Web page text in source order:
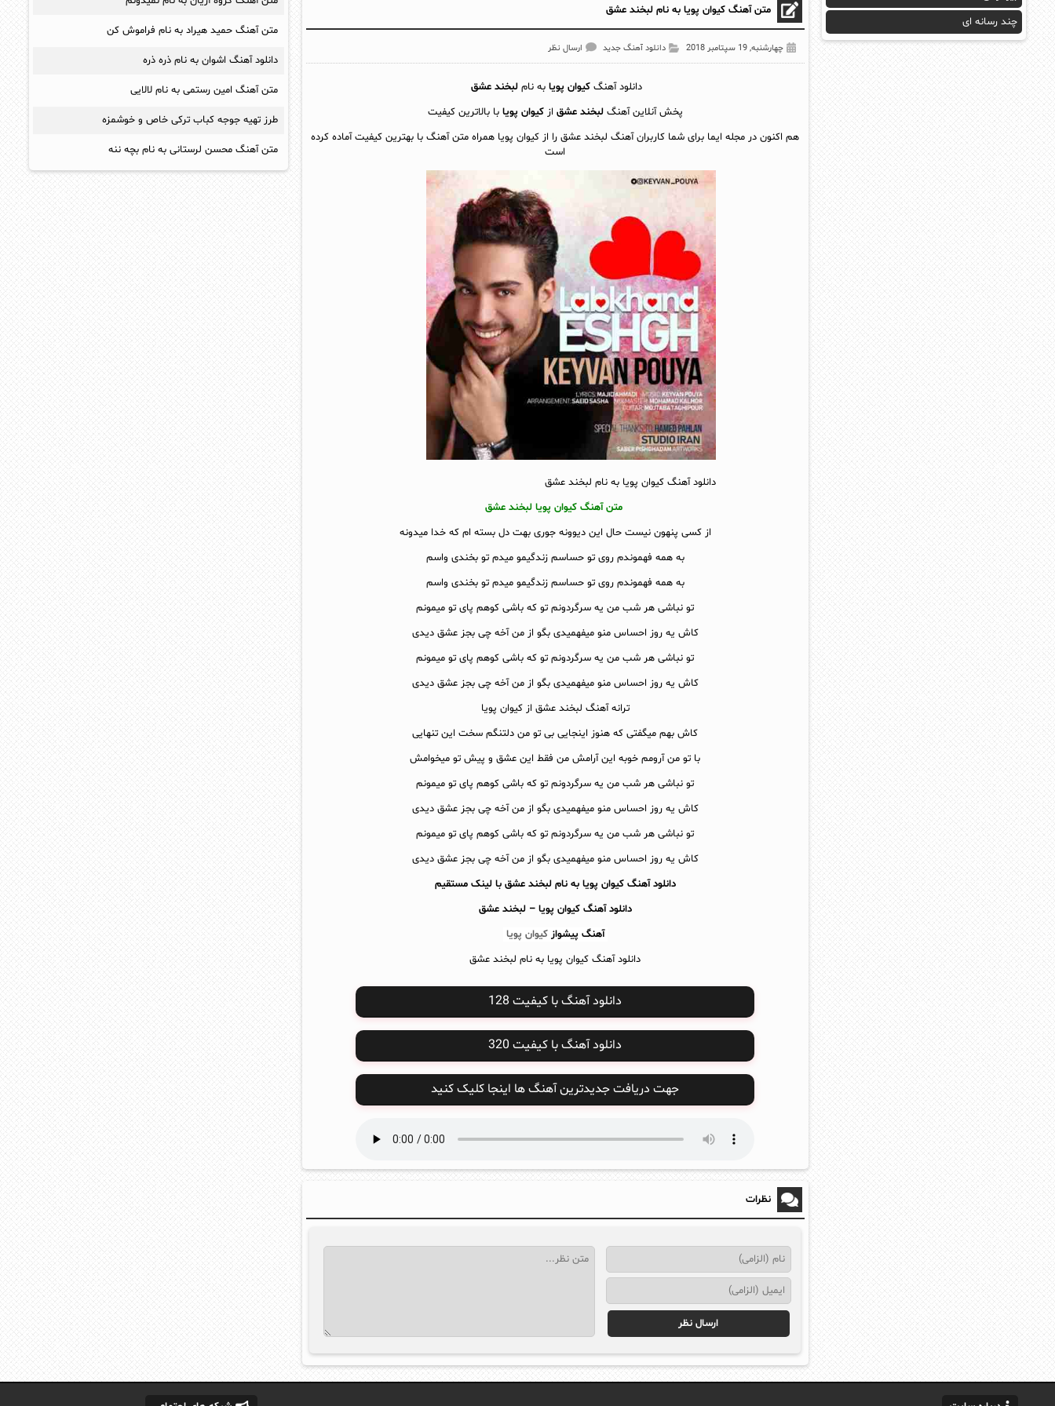
متن آهنگ کیوان پویا به نام لبخند عشق
چهارشنبه, 19 سپتامبر 2018 دانلود آهنگ جدید ارسال نظر
دانلود آهنگ کیوان پویا به نام لبخند عشق
پخش آنلاين آهنگلبخند عشق ازکیوان پویا با بالاترین کیفیت
هم اکنون در مجله ایما برای شما کاربران آهنگ لبخند عشق را از کیوان پویا همراه متن آهنگ با بهترین کیفیت آماده کرده
است
دانلود آهنگ کیوان پویا به نام لبخند عشق
متن آهنگ کیوان پویا لبخند عشق
از کسی پنهون نیست حال این دیوونه جوری بهت دل بسته ام که خدا میدونه
به همه فهموندم روی تو حساسم زندگیمو میدم تو بخندی واسم
به همه فهموندم روی تو حساسم زندگیمو میدم تو بخندی واسم
تو نباشی هر شب من یه سرگردونم تو که باشی کوهم پای تو میمونم
کاش یه روز احساس منو میفهمیدی بگو از من آخه چی بجز عشق دیدی
تو نباشی هر شب من یه سرگردونم تو که باشی کوهم پای تو میمونم
کاش یه روز احساس منو میفهمیدی بگو از من آخه چی بجز عشق دیدی
ترانه آهنگ لبخند عشق از کیوان پویا
کاش بهم میگفتی که هنوز اینجایی بی تو من دلتنگم سخت این تنهایی
با تو من آرومم خوبه این آرامش من فقط این عشق و پیش تو میخوامش
تو نباشی هر شب من یه سرگردونم تو که باشی کوهم پای تو میمونم
کاش یه روز احساس منو میفهمیدی بگو از من آخه چی بجز عشق دیدی
تو نباشی هر شب من یه سرگردونم تو که باشی کوهم پای تو میمونم
کاش یه روز احساس منو میفهمیدی بگو از من آخه چی بجز عشق دیدی
دانلود آهنگ کیوان پویا به نام لبخند عشق با لینک مستقیم
دانلود آهنگ کیوان پویا – لبخند عشق
آهنگ پیشواز کیوان پویا
دانلود آهنگ کیوان پویا به نام لبخند عشق
دانلود آهنگ با کیفیت 128
دانلود آهنگ با کیفیت 320
جهت دریافت جدیدترین آهنگ ها اینجا کلیک کنید
نظرات
چند رسانه ای
متن آهنگ حمید هیراد به نام فراموش کن
دانلود آهنگ اشوان به نام ذره ذره
متن آهنگ امین رستمی به نام لالایی
طرز تهیه جوجه کباب ترکی خاص و خوشمزه
متن آهنگ محسن لرستانی به نام بچه ننه